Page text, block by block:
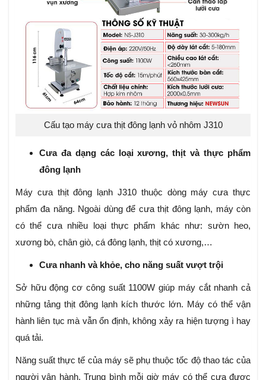
Cấu tạo máy cưa thịt đông lạnh vỏ nhôm J310
Cưa đa dạng các loại xương, thịt và thực phẩm
đông lạnh
Máy cưa thịt đông lạnh J310 thuộc dòng máy cưa thực
phẩm đa năng. Ngoài dùng để cưa thịt đông lạnh, máy còn
có thể cưa nhiều loại thực phẩm khác như: sườn heo,
xương bò, chân giò, cá đông lạnh, thịt có xương,…
Cưa nhanh và khỏe, cho năng suất vượt trội
Sở hữu động cơ công suất 1100W giúp máy cắt nhanh cả
những tảng thịt đông lạnh kích thước lớn. Máy có thể vận
hành liên tục mà vẫn ổn định, không xảy ra hiện tượng ì hay
quá tải.
Năng suất thực tế của máy sẽ phụ thuộc tốc độ thao tác của
người vận hành. Trung bình mỗi giờ máy có thể cưa được